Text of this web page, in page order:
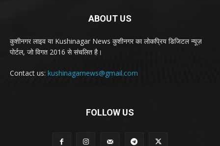
ABOUT US
कुशीनगर लाइव या Kushinagar News कुशीनगर का लोकप्रिय डिजिटल न्यूज़
पोर्टल, जो विगत 2016 से संचलित है।
Contact us: kushinagarnews@gmail.com
FOLLOW US